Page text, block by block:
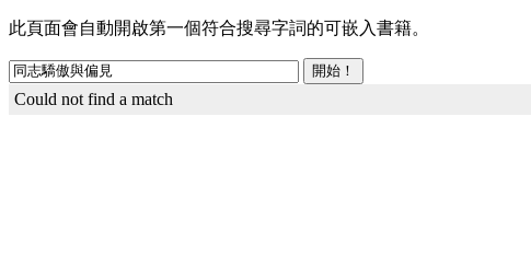
此頁面會自動開啟第一個符合搜尋字詞的可嵌入書籍。
Could not find a match